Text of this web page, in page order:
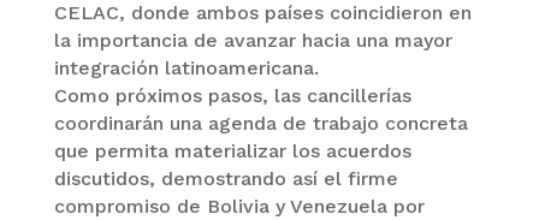
CELAC, donde ambos países coincidieron en
la importancia de avanzar hacia una mayor
integración latinoamericana.
Como próximos pasos, las cancillerías
coordinarán una agenda de trabajo concreta
que permita materializar los acuerdos
discutidos, demostrando así el firme
compromiso de Bolivia y Venezuela por